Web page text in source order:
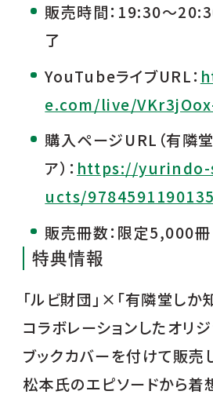
販売時間：19:30～
了
YouTubeライブURL：
e.com/live/
購入ページURL（有隣
ア）： https://
ucts/9784591190135
販売冊数：限定5,000冊
特典情報
「ルビ財団」×「有隣堂しか
コラボレーションしたオリ
ブックカバーを付けて販売
松本氏のエピソードから着